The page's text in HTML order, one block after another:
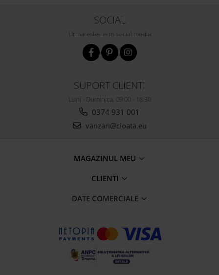
SOCIAL
Urmareste-ne in social media
SUPORT CLIENTI
Luni - Duminica, 09:00 - 18:30
0374 931 001
vanzari@cioata.eu
MAGAZINUL MEU
CLIENTI
DATE COMERCIALE